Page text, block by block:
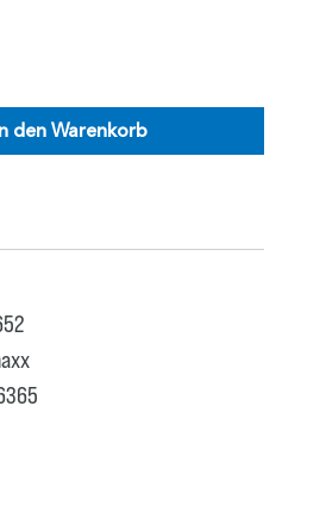
den Warenkorb